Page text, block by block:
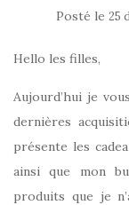
Posté le 25
Hello les filles,
Aujourd’hui je
dernières
présente les
ainsi que mon
produits que je